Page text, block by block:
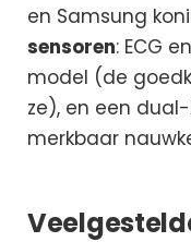
en Samsung
sensoren: ECG
model (de
ze), en een
merkbaar